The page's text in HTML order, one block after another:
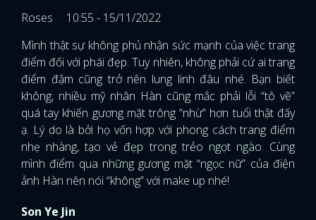
Roses
10:55 - 15/11/2022
Mình thật sự không phủ nhận sức mạnh của việc trang
điểm đối với phái đẹp. Tuy nhiên, không phải cứ ai trang
điểm đậm cũng trở nên lung linh đâu nhé. Bạn biết
không, nhiều mỹ nhân Hàn cũng mắc phải lỗi “tô vẽ”
quá tay khiến gương mặt trông “nhừ” hơn tuổi thật đấy
ạ. Lý do là bởi họ vốn hợp với phong cách trang điểm
nhẹ nhàng, tạo vẻ đẹp trong trẻo ngọt ngào. Cùng
mình điểm qua những gương mặt “ngọc nữ” của điện
ảnh Hàn nên nói “không” với make up nhé!
Son Ye Jin